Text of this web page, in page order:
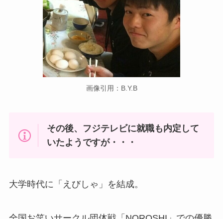
画像引用：B.Y.B
その後、フジテレビに就職も内定して
いたようですが・・・
大学時代に「えびしゃ」を結成。